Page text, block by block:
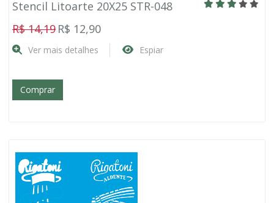
Stencil Litoarte 20X25 STR-048
R$ 14,19 R$ 12,90
Ver mais detalhes Espiar
Comprar